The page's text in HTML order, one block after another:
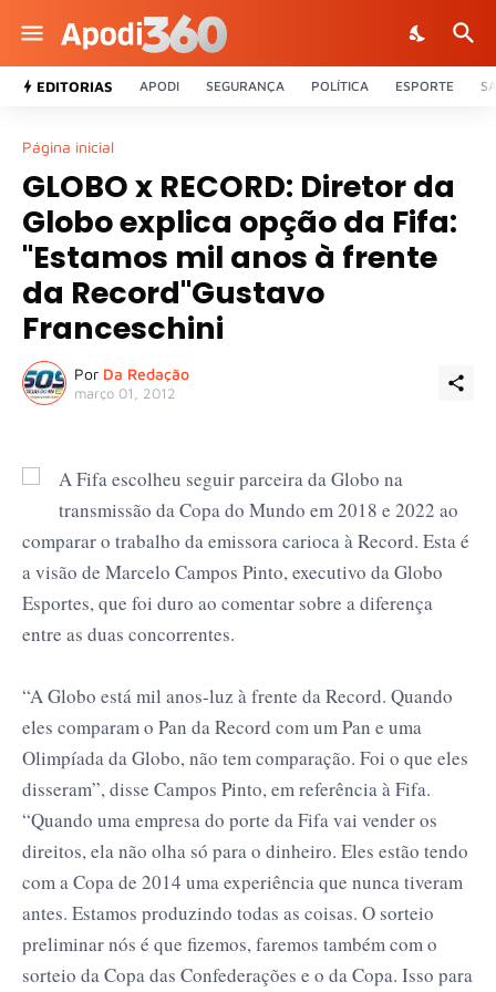
EDITORIAS APODI SEGURANÇA POLÍTICA ESPORTE
Página inicial
GLOBO x RECORD: Diretor da
Globo explica opção da Fifa:
"Estamos mil anos à frente
da Record"Gustavo
Franceschini
Por Da Redação
março 01, 2012
A Fifa escolheu seguir parceira da Globo na
transmissão da Copa do Mundo em 2018 e 2022 ao
comparar o trabalho da emissora carioca à Record. Esta é
a visão de Marcelo Campos Pinto, executivo da Globo
Esportes, que foi duro ao comentar sobre a diferença
entre as duas concorrentes.
“A Globo está mil anos-luz à frente da Record. Quando
eles comparam o Pan da Record com um Pan e uma
Olimpíada da Globo, não tem comparação. Foi o que eles
disseram”, disse Campos Pinto, em referência à Fifa.
“Quando uma empresa do porte da Fifa vai vender os
direitos, ela não olha só para o dinheiro. Eles estão tendo
com a Copa de 2014 uma experiência que nunca tiveram
antes. Estamos produzindo todas as coisas. O sorteio
preliminar nós é que fizemos, faremos também com o
sorteio da Copa das Confederações e o da Copa. Isso para